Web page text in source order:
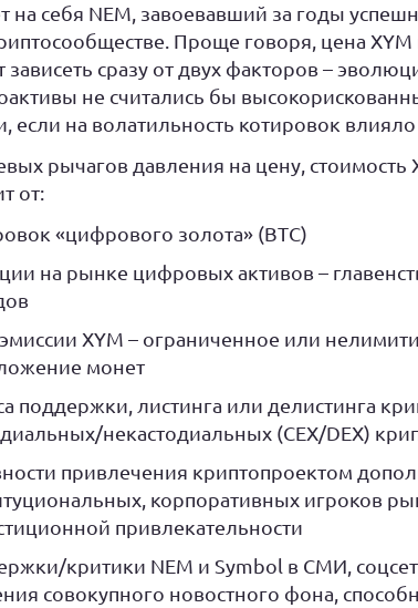
на себя NEM, завоевавший за годы
Проще говоря, цена
сразу от двух факторов –
не считались бы
если на волатильность котировок влияло
рычагов давления на цену,
от:
«цифрового золота» (BTC)
на рынке цифровых активов –
XYM – ограниченное или
монет
поддержки, листинга или делистинга
некастодиальных (CEX/DEX)
привлечения криптопроектом
корпоративных игроков
привлекательности
критики NEM и Symbol в СМИ,
совокупного новостного фона,